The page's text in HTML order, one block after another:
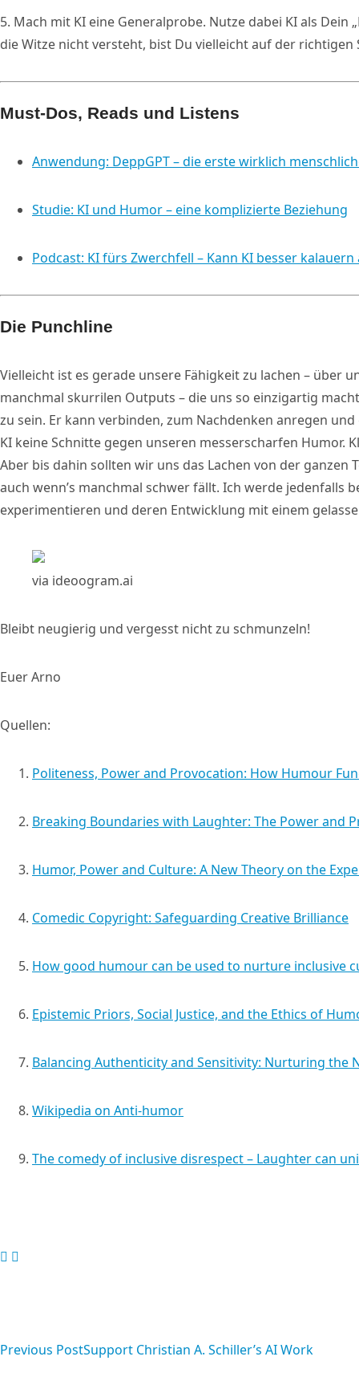
5. Mach mit KI eine Generalprobe. Nutze dabei KI als Dein
die Witze nicht versteht, bist Du vielleicht auf der richtigen
Must-Dos, Reads und Listens
Anwendung: DeppGPT – die erste wirklich
Studie: KI und Humor – eine komplizierte Beziehung
Podcast: KI fürs Zwerchfell – Kann KI besser kalauern
Die Punchline
Vielleicht ist es gerade unsere Fähigkeit zu lachen – über
manchmal skurrilen Outputs – die uns so einzigartig
zu sein. Er kann verbinden, zum Nachdenken anregen
KI keine Schnitte gegen unseren messerscharfen Humor.
Aber bis dahin sollten wir uns das Lachen von der ganzen
auch wenn’s manchmal schwer fällt. Ich werde jedenfalls
experimentieren und deren Entwicklung mit einem
via ideoogram.ai
Bleibt neugierig und vergesst nicht zu schmunzeln!
Euer Arno
Quellen:
Politeness, Power and Provocation: How Humour
Breaking Boundaries with Laughter: The Power and
Humor, Power and Culture: A New Theory on the
Comedic Copyright: Safeguarding Creative Brilliance
How good humour can be used to nurture inclusive
Epistemic Priors, Social Justice, and the Ethics of
Balancing Authenticity and Sensitivity: Nurturing the
Wikipedia on Anti-humor
The comedy of inclusive disrespect – Laughter can
class="nav-
Previous PostSupport Christian A. Schiller’s AI Work